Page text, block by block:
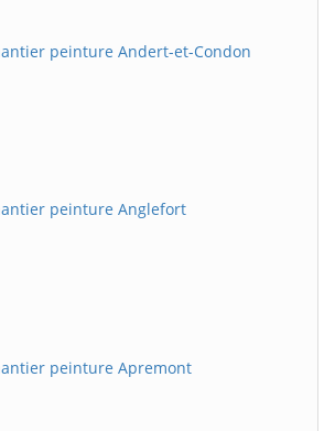
peinture Andert-et-Condon
peinture Anglefort
peinture Apremont